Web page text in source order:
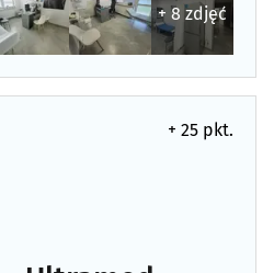
(16)
sprzęt(35)
+ 8 zdjęć
+ 25 pkt.